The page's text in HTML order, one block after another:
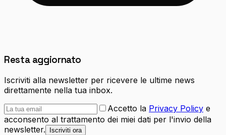
Resta aggiornato
Iscriviti alla newsletter per ricevere le ultime news
direttamente nella tua inbox.
Accetto la Privacy Policy e
acconsento al trattamento dei miei dati per l'invio della
newsletter.
Iscriviti ora